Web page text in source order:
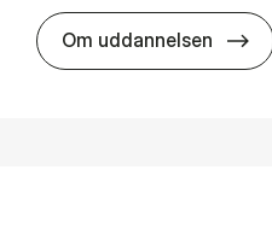
Om uddannelsen